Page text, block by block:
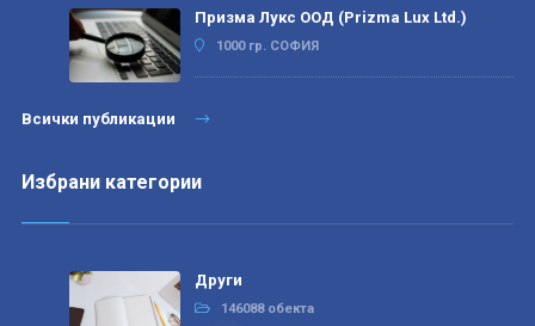
Призма Лукс ООД (Prizma Lux Ltd.)
1000 гр. СОФИЯ
Всички публикации
Избрани категории
Други
146088 обекта